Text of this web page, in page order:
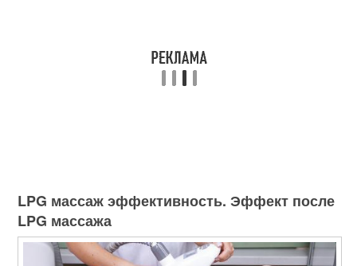
LPG массаж эффективность. Эффект после
LPG массажа